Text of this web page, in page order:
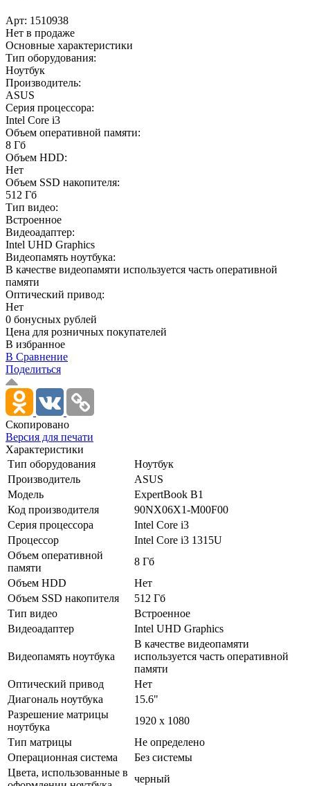
Арт: 1510938
Нет в продаже
Основные характеристики
Тип оборудования:
Ноутбук
Производитель:
ASUS
Серия процессора:
Intel Core i3
Объем оперативной памяти:
8 Гб
Объем HDD:
Нет
Объем SSD накопителя:
512 Гб
Тип видео:
Встроенное
Видеоадаптер:
Intel UHD Graphics
Видеопамять ноутбука:
В качестве видеопамяти используется часть оперативной
памяти
Оптический привод:
Нет
0 бонусных рублей
Цена для розничных покупателей
В избранное
В Сравнение
Поделиться
Скопировано
Версия для печати
Характеристики
Тип оборудования
Ноутбук
Производитель
ASUS
Модель
ExpertBook B1
Код производителя
90NX06X1-M00F00
Серия процессора
Intel Core i3
Процессор
Intel Core i3 1315U
Объем оперативной
памяти
8 Гб
Объем HDD
Нет
Объем SSD накопителя
512 Гб
Тип видео
Встроенное
Видеоадаптер
Intel UHD Graphics
Видеопамять ноутбука
В качестве видеопамяти
используется часть оперативной
памяти
Оптический привод
Нет
Диагональ ноутбука
15.6"
Разрешение матрицы
ноутбука
1920 x 1080
Тип матрицы
Не определено
Операционная система
Без системы
Цвета, использованные в
черный